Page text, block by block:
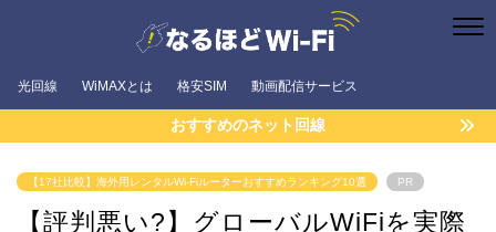
光回線 WiMAXとは 格安SIM 動画配信サービス
おすすめのネット回線
【17社比較】海外用レンタルWi-Fiルーターおすすめランキング10選 PR
【評判悪い?】グローバルWiFiを実際